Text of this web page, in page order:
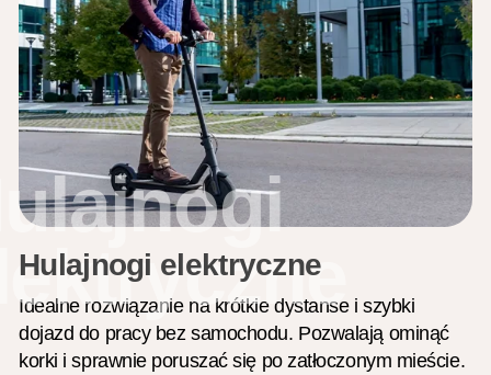
Hulajnogi elektryczne
Idealne rozwiązanie na krótkie dystanse i szybki
dojazd do pracy bez samochodu. Pozwalają ominąć
korki i sprawnie poruszać się po zatłoczonym mieście.